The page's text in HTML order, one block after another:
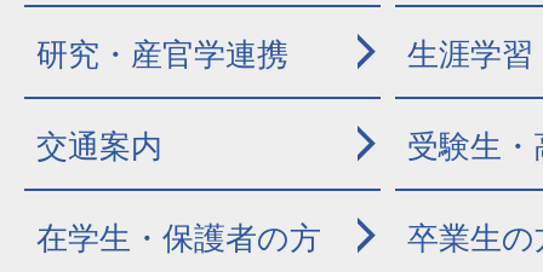
研究・産官学連携 生涯学習
交通案内 受験生
在学生・保護者の方 卒業生の